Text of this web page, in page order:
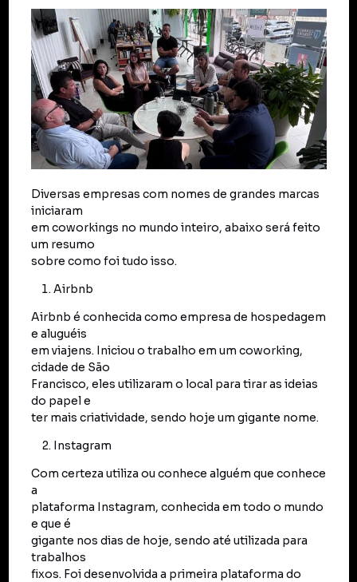
Diversas empresas com nomes de grandes marcas
iniciaram
em coworkings no mundo inteiro, abaixo será feito
um resumo
sobre como foi tudo isso.
Airbnb
Airbnb é conhecida como empresa de hospedagem
e aluguéis
em viajens. Iniciou o trabalho em um coworking,
cidade de São
Francisco, eles utilizaram o local para tirar as ideias
do papel e
ter mais criatividade, sendo hoje um gigante nome.
Instagram
Com certeza utiliza ou conhece alguém que conhece
a
plataforma Instagram, conhecida em todo o mundo
e que é
gigante nos dias de hoje, sendo até utilizada para
trabalhos
fixos. Foi desenvolvida a primeira plataforma do